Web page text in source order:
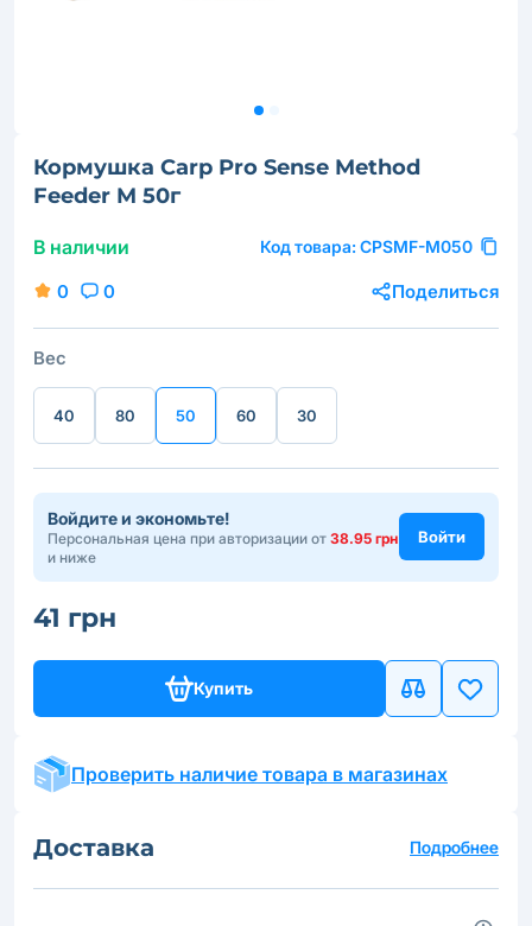
Кормушка Carp Pro Sense Method
Feeder M 50г
В наличии Код товара: CPSMF-M050
0 0 Поделиться
Вес
40 80 50 60 30
Войдите и экономьте!
Персональная цена при авторизации от 38.95 грн
и ниже
Войти
41 грн
Купить
Проверить наличие товара в магазинах
Доставка Подробнее